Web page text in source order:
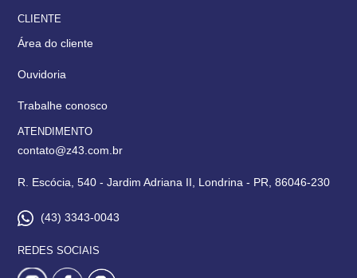
CLIENTE
Área do cliente
Ouvidoria
Trabalhe conosco
ATENDIMENTO
contato@z43.com.br
R. Escócia, 540 - Jardim Adriana II, Londrina - PR, 86046-230
(43) 3343-0043
REDES SOCIAIS